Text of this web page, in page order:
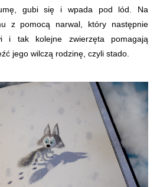
gubi się i wpada pod lód. Na
z pomocą narwal, który następnie
i tak kolejne zwierzęta pomagają
jego wilczą rodzinę, czyli stado.